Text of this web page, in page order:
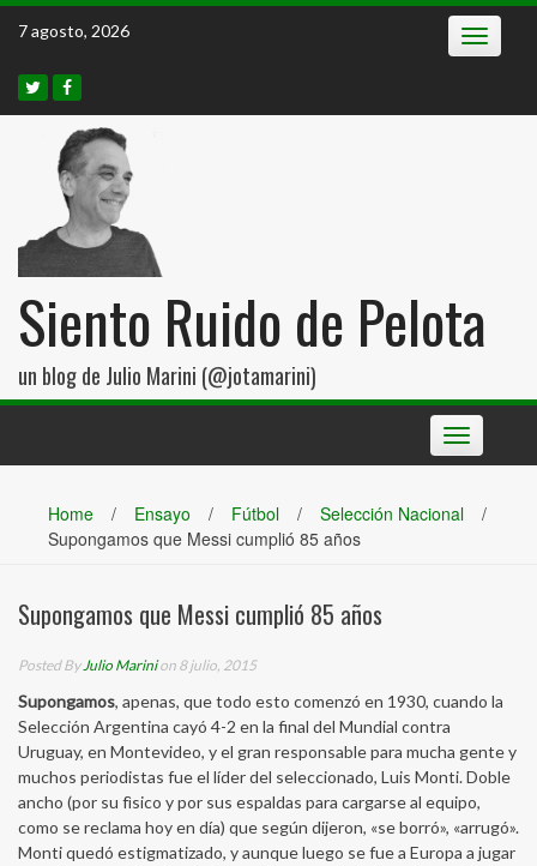
Skip
7 agosto, 2026 Toggle
Siento Ruido de Pelota
un blog de Julio Marini (@jotamarini)
Toggle
navigation
Home / Ensayo / Fútbol / Selección Nacional
/
Supongamos que Messi cumplió 85 años
Supongamos que Messi cumplió 85 años
Posted ByJulio Marinion 8 julio, 2015
Supongamos, apenas, que todo esto comenzó en 1930, cuando la
Selección Argentina cayó 4-2 en la final del Mundial contra
Uruguay, en Montevideo, y el gran responsable para mucha gente y
muchos periodistas fue el líder del seleccionado, Luis Monti. Doble
ancho (por su fìsico y por sus espaldas para cargarse al equipo,
como se reclama hoy en día) que según dijeron, «se borró», «arrugó».
Monti quedó estigmatizado, y aunque luego se fue a Europa a jugar